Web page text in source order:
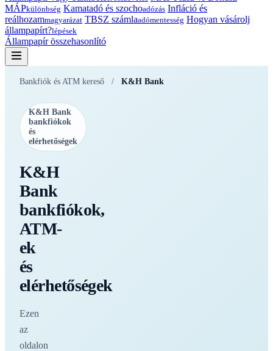
MÁPkülönbség Kamatadó és szochoadózás Infláció és
reálhozammagyarázat TBSZ számlaadómentesség Hogyan vásárolj
állampapírt?lépések
Állampapír összehasonlító
Bankfiók és ATM kereső / K&H Bank
K&H Bank
bankfiókok
és
elérhetőségek
K&H
Bank
bankfiókok,
ATM-
ek
és
elérhetőségek
Ezen
az
oldalon